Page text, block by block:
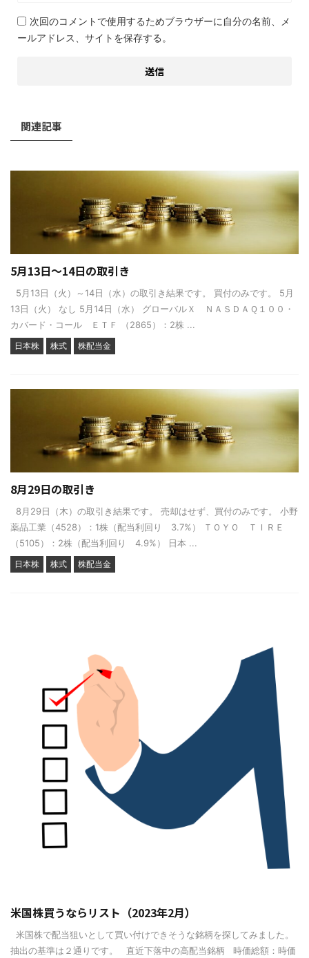
次回のコメントで使用するためブラウザーに自分の名前、メ
ールアドレス、サイトを保存する。
関連記事
5月13日～14日の取引き
5月13日（火）～14日（水）の取引き結果です。 買付のみです。 5月
13日（火） なし 5月14日（水） グローバルＸ ＮＡＳＤＡＱ１００・
カバード・コール ＥＴＦ （2865）：2株 ...
日本株 株式 株配当金
8月29日の取引き
8月29日（木）の取引き結果です。 売却はせず、買付のみです。 小野
薬品工業（4528）：1株（配当利回り 3.7%） ＴＯＹＯ ＴＩＲＥ
（5105）：2株（配当利回り 4.9%） 日本 ...
日本株 株式 株配当金
米国株買うならリスト（2023年2月）
米国株で配当狙いとして買い付けできそうな銘柄を探してみました。
抽出の基準は２通りです。 直近下落中の高配当銘柄 時価総額：時価